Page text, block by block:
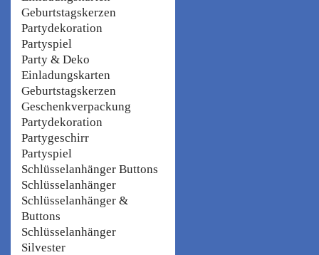
Geburtstagskerzen
Partydekoration
Partyspiel
Party & Deko
Einladungskarten
Geburtstagskerzen
Geschenkverpackung
Partydekoration
Partygeschirr
Partyspiel
Schlüsselanhänger Buttons
Schlüsselanhänger
Schlüsselanhänger &
Buttons
Schlüsselanhänger
Silvester